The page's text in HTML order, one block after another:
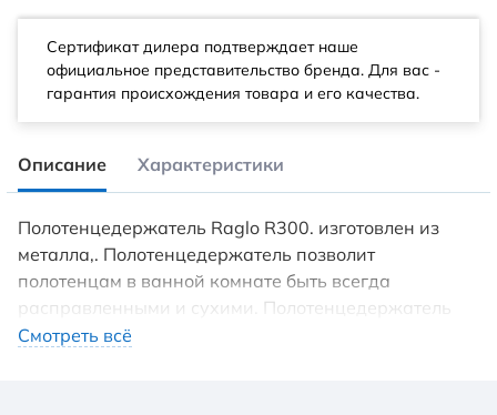
Сертификат дилера подтверждает наше
официальное представительство бренда. Для вас -
гарантия происхождения товара и его качества.
Описание Характеристики
Полотенцедержатель Raglo R300. изготовлен из
металла,. Полотенцедержатель позволит
полотенцам в ванной комнате быть всегда
расправленными и сухими. Полотенцедержатель
R300. не занимает пространство. Гладкая, не
Смотреть всё